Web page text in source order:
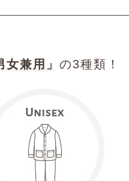
女兼用」 の3種類！